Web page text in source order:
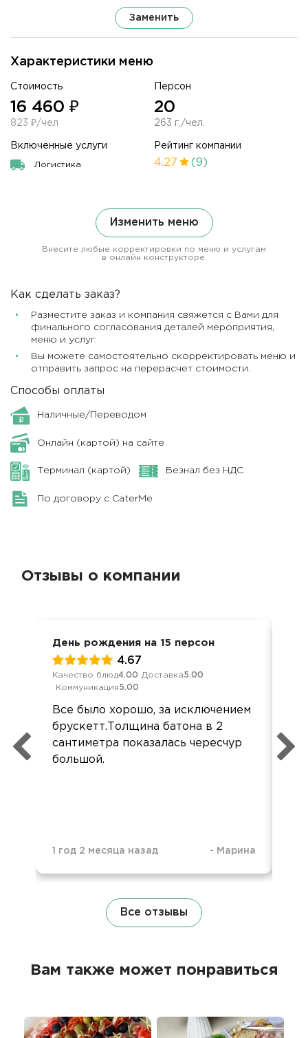
Характеристики меню
Стоимость
16 460 ₽
823 ₽/чел
Персон
20
263 г./чел.
Включенные услуги
Логистика
Рейтинг компании
4.27 (9)
Изменить меню
Внесите любые корректировки по меню и услугам
в онлайн конструкторе.
Заменить
Как сделать заказ?
Разместите заказ и компания свяжется с Вами для
финального согласования деталей мероприятия,
меню и услуг.
Вы можете самостоятельно скорректировать меню и
отправить запрос на перерасчет стоимости.
Способы оплаты
Наличные/Переводом
Онлайн (картой) на сайте
Терминал (картой) Безнал без НДС
По договору с CaterMe
Отзывы о компании
День рождения на 15 персон
4.67
Качество блюд4.00 Доставка5.00
Коммуникация5.00
Все было хорошо, за исключением
брускетт.Толщина батона в 2
сантиметра показалась чересчур
большой.
1 год 2 месяца назад - Марина
Все отзывы
Вам также может понравиться